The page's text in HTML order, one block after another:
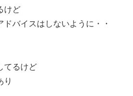
けど
バイスはしないように・・
てるけど
り